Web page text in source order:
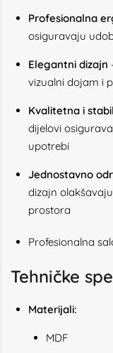
Profesionalna
osiguravaju
Elegantni dizajn
vizualni dojam i
Kvalitetna i
dijelovi
upotrebi
Jednostavno
dizajn
prostora
Profesionalna
Tehničke
Materijali:
MDF